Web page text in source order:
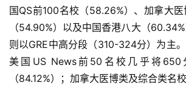
首
页
国QS前100名校（58.26%）、加拿大
（54.90%）以及中国香港八大（
则以GRE中高分段（310-324分）为主。
美国US News前50名校几乎将
（84.12%）；加拿大医博类及综合类名